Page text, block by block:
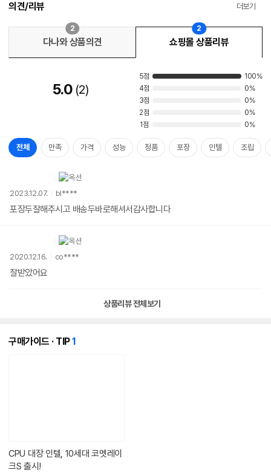
의견/리뷰 더보기
다나와 상품의견
2
쇼핑몰 상품리뷰
2
5.0 2
5점
100%
4점
0%
3점
0%
2점
0%
1점
0%
전체 만족 가격 성능 정품 포장 인텔 조립
2023.12.07. bl****
포장두잘해주시고 배송두바로해셔서감사합니다
2020.12.16. co****
잘받았어요
상품리뷰 전체보기
구매가이드 · TIP1개
CPU 대장 인텔, 10세대 코멧레이
크S 출시!